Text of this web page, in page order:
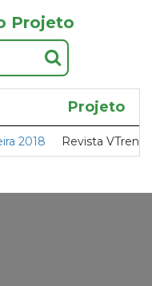
Projeto
Projeto
2018 Revista VTrends